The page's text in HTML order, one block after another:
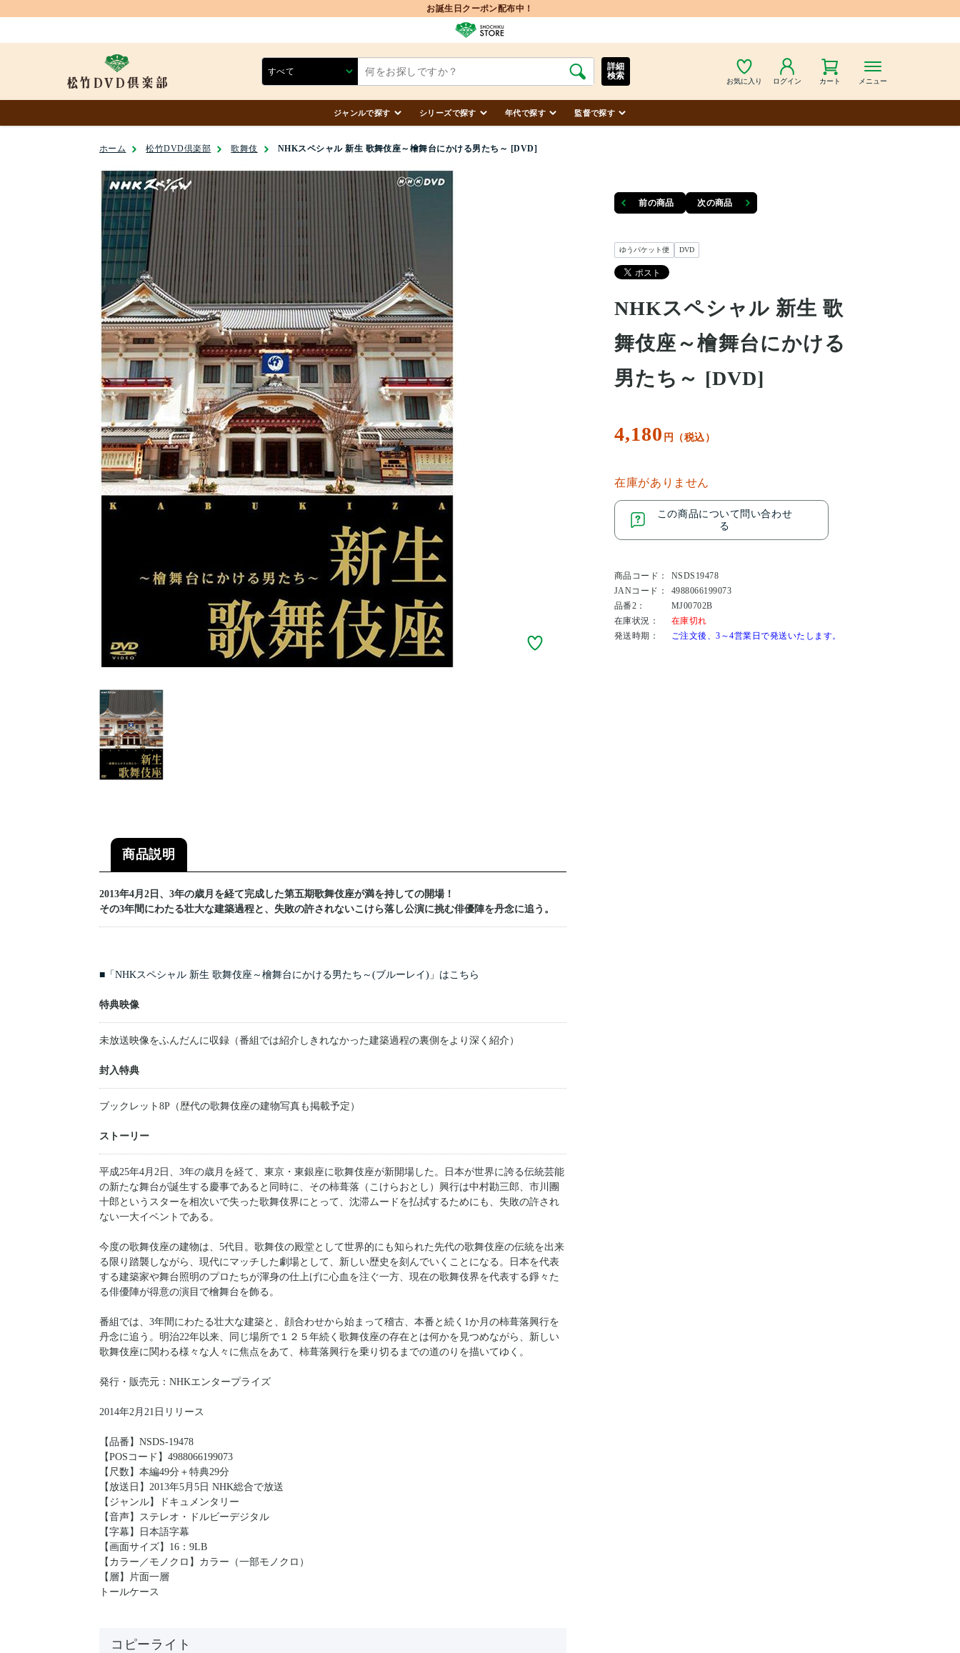
お誕生日クーポン配布中！
お気に入り ログイン カート メニュー
詳細
検索
ジャンルで探す シリーズで探す 年代で探す 監督で探す
ホーム 松竹DVD倶楽部 歌舞伎 NHKスペシャル 新生 歌舞伎座～檜舞台にかける男たち～ [DVD]
前の商品 次の商品
ゆうパケット便 DVD
NHKスペシャル 新生 歌
舞伎座～檜舞台にかける
男たち～ [DVD]
4,180 円（税込）
在庫がありません
この商品について問い合わせ
る
商品コード：
NSDS19478
JANコード：
4988066199073
品番2：
MJ00702B
在庫状況：
在庫切れ
発送時期：
ご注文後、3～4営業日で発送いたします。
商品説明
2013年4月2日、3年の歳月を経て完成した第五期歌舞伎座が満を持しての開場！
その3年間にわたる壮大な建築過程と、失敗の許されないこけら落し公演に挑む俳優陣を丹念に追う。
■「NHKスペシャル 新生 歌舞伎座～檜舞台にかける男たち～(ブルーレイ)」はこちら
特典映像
未放送映像をふんだんに収録（番組では紹介しきれなかった建築過程の裏側をより深く紹介）
封入特典
ブックレット8P（歴代の歌舞伎座の建物写真も掲載予定）
ストーリー
平成25年4月2日、3年の歳月を経て、東京・東銀座に歌舞伎座が新開場した。日本が世界に誇る伝統芸能
の新たな舞台が誕生する慶事であると同時に、その柿葺落（こけらおとし）興行は中村勘三郎、市川團
十郎というスターを相次いで失った歌舞伎界にとって、沈滞ムードを払拭するためにも、失敗の許され
ない一大イベントである。
今度の歌舞伎座の建物は、5代目。歌舞伎の殿堂として世界的にも知られた先代の歌舞伎座の伝統を出来
る限り踏襲しながら、現代にマッチした劇場として、新しい歴史を刻んでいくことになる。日本を代表
する建築家や舞台照明のプロたちが渾身の仕上げに心血を注ぐ一方、現在の歌舞伎界を代表する錚々た
る俳優陣が得意の演目で檜舞台を飾る。
番組では、3年間にわたる壮大な建築と、顔合わせから始まって稽古、本番と続く1か月の柿葺落興行を
丹念に追う。明治22年以来、同じ場所で１２５年続く歌舞伎座の存在とは何かを見つめながら、新しい
歌舞伎座に関わる様々な人々に焦点をあて、柿葺落興行を乗り切るまでの道のりを描いてゆく。
発行・販売元：NHKエンタープライズ
2014年2月21日リリース
【品番】NSDS-19478
【POSコード】4988066199073
【尺数】本編49分＋特典29分
【放送日】2013年5月5日 NHK総合で放送
【ジャンル】ドキュメンタリー
【音声】ステレオ・ドルビーデジタル
【字幕】日本語字幕
【画面サイズ】16：9LB
【カラー／モノクロ】カラー（一部モノクロ）
【層】片面一層
トールケース
コピーライト